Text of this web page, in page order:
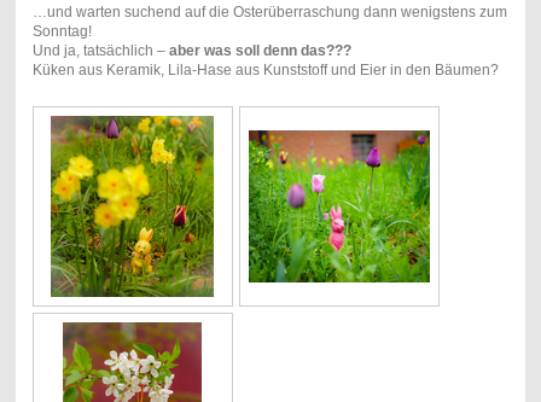
…und warten suchend auf die Osterüberraschung dann wenigstens zum
Sonntag!
Und ja, tatsächlich – aber was soll denn das???
Küken aus Keramik, Lila-Hase aus Kunststoff und Eier in den Bäumen?